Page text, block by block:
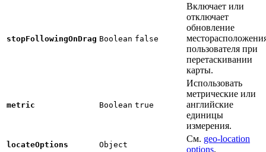
stopFollowingOnDrag Boolean false
Включает или
отключает
обновление
пользователя при
перетаскивании
карты.
metric Boolean true
Использовать
метрические или
английские
единицы
измерения.
locateOptions Object
См. geo-location
options.